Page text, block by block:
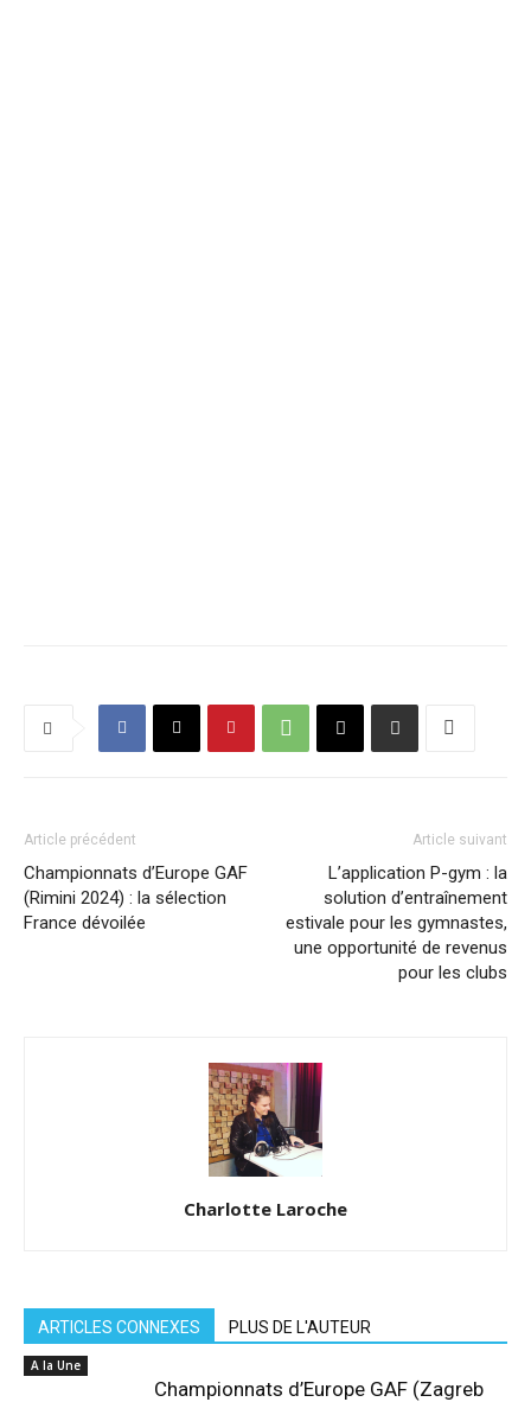
Article précédent
Championnats d’Europe GAF
(Rimini 2024) : la sélection
France dévoilée
Article suivant
L’application P-gym : la
solution d’entraînement
estivale pour les gymnastes,
une opportunité de revenus
pour les clubs
Charlotte Laroche
ARTICLES CONNEXES PLUS DE L'AUTEUR
A la Une
Championnats d’Europe GAF (Zagreb